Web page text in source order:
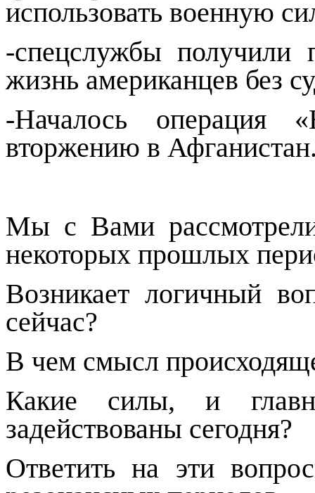
использовать военную
-спецслужбы получили
жизнь американцев без
-Началось операция
вторжению в
Мы с Вами
некоторых прошлых
Возникает логичный
сейчас?
В чем смысл
Какие силы, и
задействованы сегодня?
Ответить на эти